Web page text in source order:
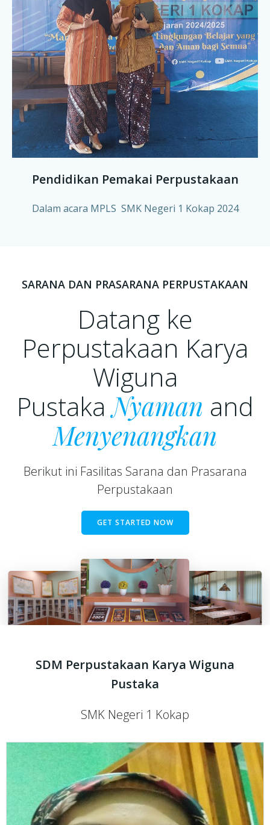
Pendidikan Pemakai Perpustakaan
Dalam acara MPLS SMK Negeri 1 Kokap 2024
SARANA DAN PRASARANA PERPUSTAKAAN
Datang ke
Perpustakaan Karya
Wiguna
PustakaNyaman and
Menyenangkan
Berikut ini Fasilitas Sarana dan Prasarana
Perpustakaan
GET STARTED NOW
SDM Perpustakaan Karya Wiguna
Pustaka
SMK Negeri 1 Kokap